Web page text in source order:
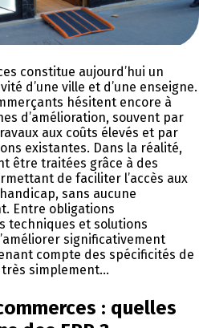
constitue aujourd’hui un
d’une ville et d’une enseigne.
hésitent encore à
d’amélioration, souvent par
aux coûts élevés et par
existantes. Dans la réalité,
être traitées grâce à des
de faciliter l’accès aux
sans aucune
Entre obligations
techniques et solutions
significativement
compte des spécificités de
simplement…
: quelles